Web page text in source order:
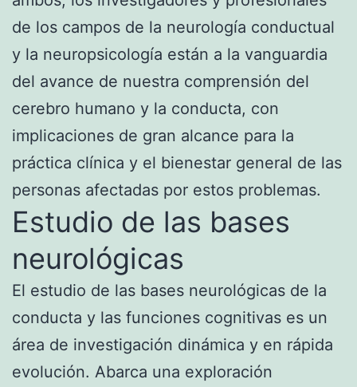
de los campos de la neurología conductual
y la neuropsicología están a la vanguardia
del avance de nuestra comprensión del
cerebro humano y la conducta, con
implicaciones de gran alcance para la
práctica clínica y el bienestar general de las
personas afectadas por estos problemas.
Estudio de las bases
neurológicas
El estudio de las bases neurológicas de la
conducta y las funciones cognitivas es un
área de investigación dinámica y en rápida
evolución. Abarca una exploración